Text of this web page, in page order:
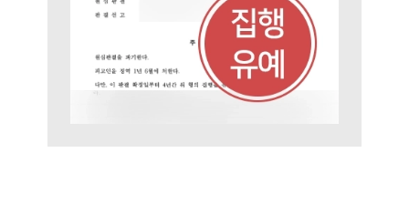
구성원 소개
음주운전·교통사고전문변호사추천